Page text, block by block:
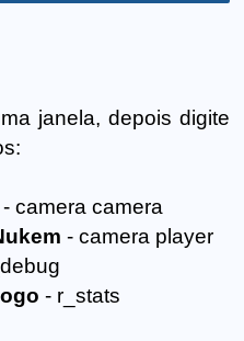
janela, depois digite
- camera camera
- camera player
- r_stats